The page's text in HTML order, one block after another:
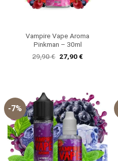
Vampire Vape Aroma
Pinkman – 30ml
29,90€ Ursprünglicher
Preis
27,90€Aktueller
-7%